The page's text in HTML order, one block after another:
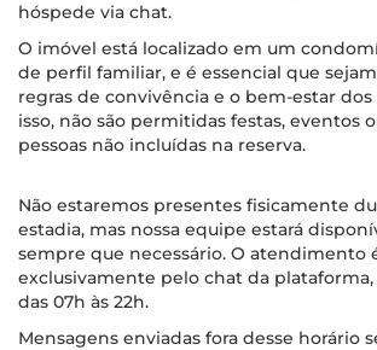
hóspede via chat.
O imóvel está localizado em um
de perfil familiar, e é essencial que
regras de convivência e o bem-estar
isso, não são permitidas festas, eventos
pessoas não incluídas na reserva.
Não estaremos presentes fisicamente
estadia, mas nossa equipe estará
sempre que necessário. O atendimento
exclusivamente pelo chat da plataforma,
das 07h às 22h.
Mensagens enviadas fora desse horário